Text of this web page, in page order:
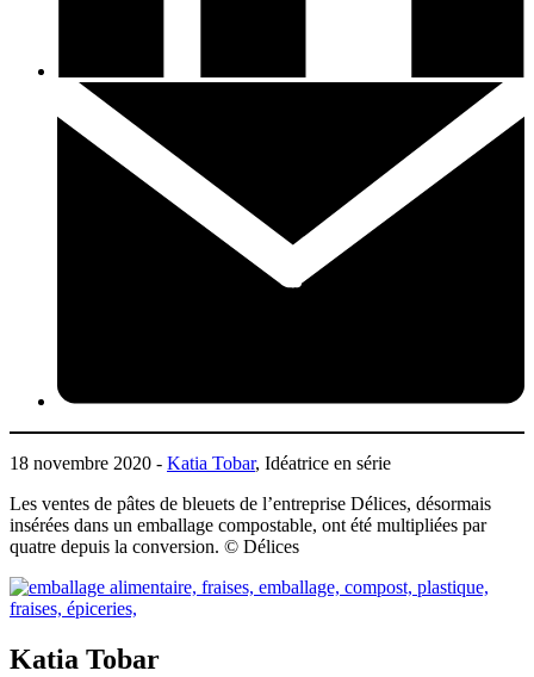
18 novembre 2020 - Katia Tobar, Idéatrice en série
Les ventes de pâtes de bleuets de l’entreprise Délices, désormais
insérées dans un emballage compostable, ont été multipliées par
quatre depuis la conversion. © Délices
Katia Tobar